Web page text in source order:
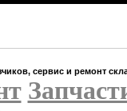
сервис и ремонт